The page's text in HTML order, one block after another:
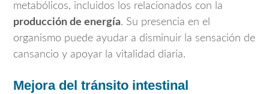
metabólicos, incluidos los relacionados con la
producción de energía. Su presencia en el
organismo puede ayudar a disminuir la sensación de
cansancio y apoyar la vitalidad diaria.
Mejora del tránsito intestinal